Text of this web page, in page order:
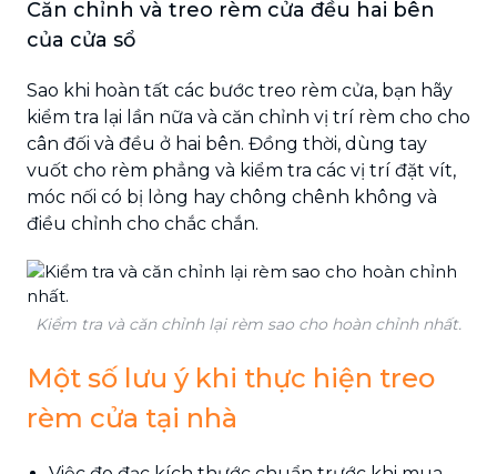
Căn chỉnh và treo rèm cửa đều hai bên
của cửa sổ
Sao khi hoàn tất các bước treo rèm cửa, bạn hãy
kiểm tra lại lần nữa và căn chỉnh vị trí rèm cho cho
cân đối và đều ở hai bên. Đồng thời, dùng tay
vuốt cho rèm phẳng và kiểm tra các vị trí đặt vít,
móc nối có bị lỏng hay chông chênh không và
điều chỉnh cho chắc chắn.
Kiểm tra và căn chỉnh lại rèm sao cho hoàn chỉnh nhất.
Một số lưu ý khi thực hiện treo
rèm cửa tại nhà